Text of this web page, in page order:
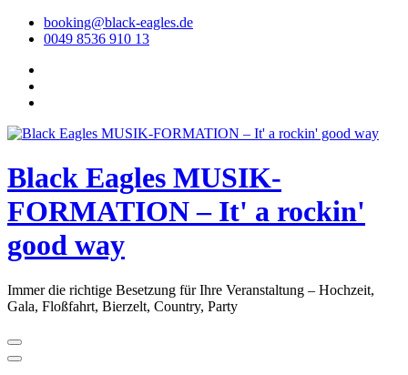
Skip
booking@black-eagles.de
0049 8536 910 13
Black Eagles MUSIK-
FORMATION – It' a rockin'
good way
Immer die richtige Besetzung für Ihre Veranstaltung – Hochzeit,
Gala, Floßfahrt, Bierzelt, Country, Party